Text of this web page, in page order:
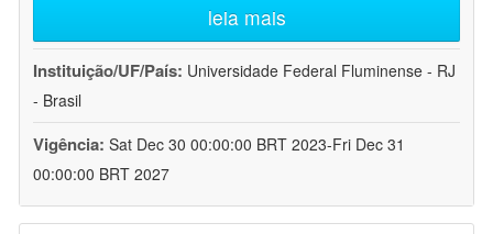
leia mais
Instituição/UF/País: Universidade Federal Fluminense - RJ
- Brasil
Vigência: Sat Dec 30 00:00:00 BRT 2023-Fri Dec 31
00:00:00 BRT 2027